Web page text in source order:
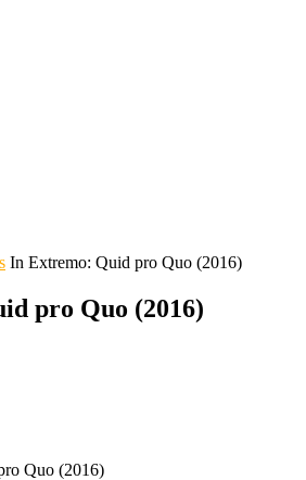
In Extremo: Quid pro Quo (2016)
pro Quo (2016)
Quo (2016)